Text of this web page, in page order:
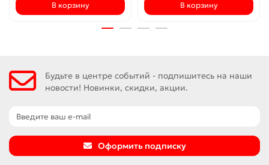
В корзину В корзину
Будьте в центре событий - подпишитесь на наши
новости! Новинки, скидки, акции.
Оформить подписку